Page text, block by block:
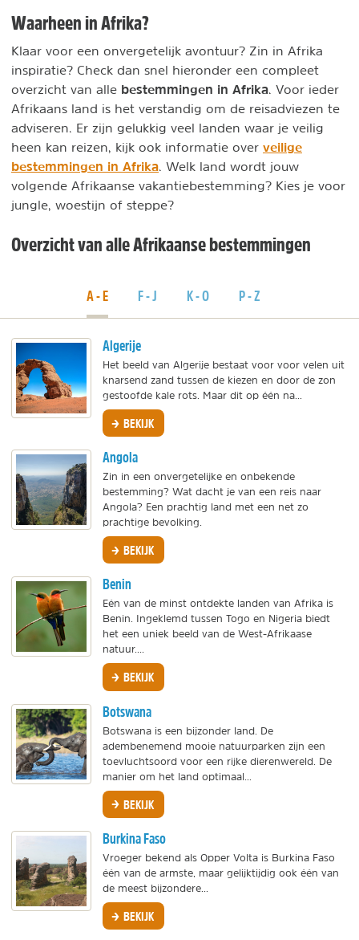
Waarheen in Afrika?
Klaar voor een onvergetelijk avontuur? Zin in Afrika
inspiratie? Check dan snel hieronder een compleet
overzicht van alle bestemmingen in Afrika . Voor ieder
Afrikaans land is het verstandig om de reisadviezen te
adviseren. Er zijn gelukkig veel landen waar je veilig
heen kan reizen, kijk ook informatie over veilige
bestemmingen in Afrika . Welk land wordt jouw
volgende Afrikaanse vakantiebestemming? Kies je voor
jungle, woestijn of steppe?
Overzicht van alle Afrikaanse bestemmingen
A - E F - J K - O P - Z
Algerije
Het beeld van Algerije bestaat voor voor velen uit
knarsend zand tussen de kiezen en door de zon
gestoofde kale rots. Maar dit op één na...
BEKIJK
Angola
Zin in een onvergetelijke en onbekende
bestemming? Wat dacht je van een reis naar
Angola? Een prachtig land met een net zo
prachtige bevolking.
BEKIJK
Benin
Eén van de minst ontdekte landen van Afrika is
Benin. Ingeklemd tussen Togo en Nigeria biedt
het een uniek beeld van de West-Afrikaase
natuur....
BEKIJK
Botswana
Botswana is een bijzonder land. De
adembenemend mooie natuurparken zijn een
toevluchtsoord voor een rijke dierenwereld. De
manier om het land optimaal...
BEKIJK
Burkina Faso
Vroeger bekend als Opper Volta is Burkina Faso
één van de armste, maar gelijktijdig ook één van
de meest bijzondere...
BEKIJK